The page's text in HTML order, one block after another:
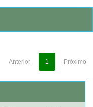
Anterior 1 Próximo